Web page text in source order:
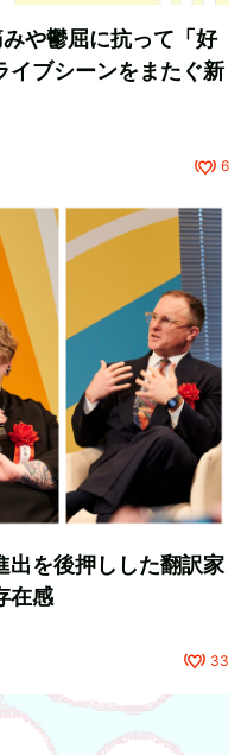
や鬱屈に抗って「好
イブシーンをまたぐ新
6
出を後押しした翻訳家
在感
33